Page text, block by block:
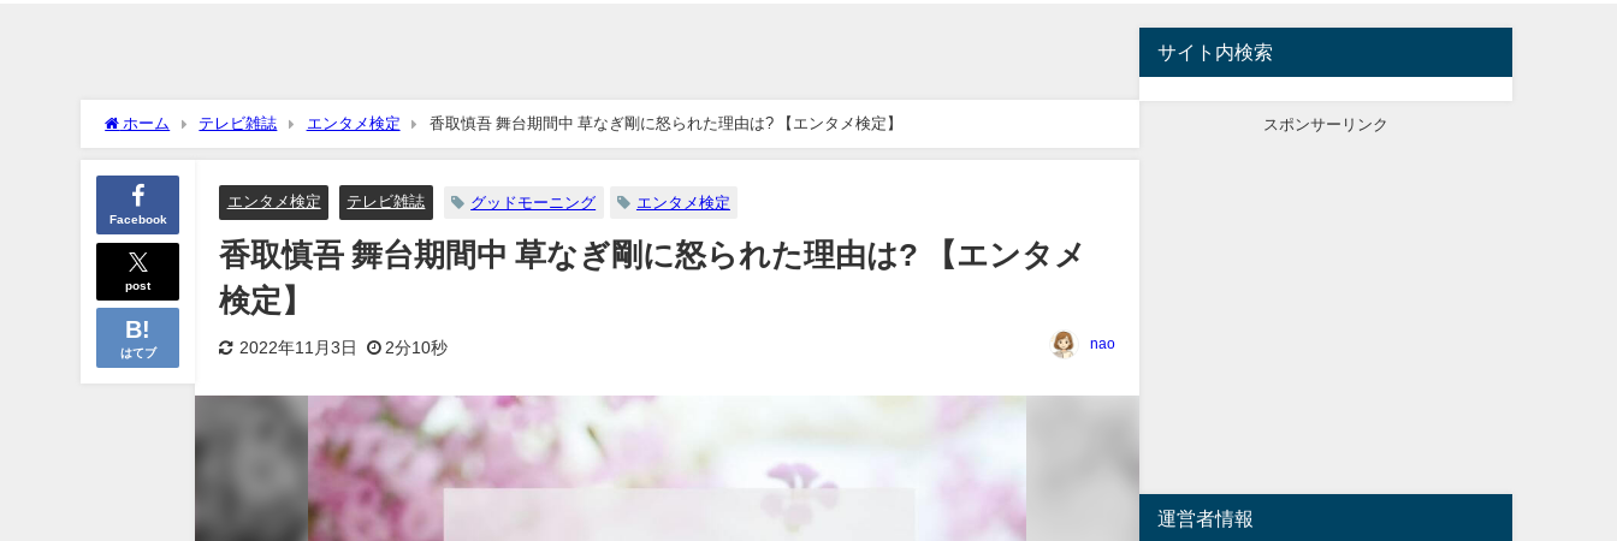
ホーム テレビ雑誌 エンタメ検定 香取慎吾 舞台期間中 草なぎ剛に怒られた理由は? 【エンタメ検定】
Facebook
post
はてブ
エンタメ検定 テレビ雑誌 グッドモーニング エンタメ検定
香取慎吾 舞台期間中 草なぎ剛に怒られた理由は? 【エンタメ
検定】
2022年11月3日 2分10秒 nao
サイト内検索
スポンサーリンク
運営者情報